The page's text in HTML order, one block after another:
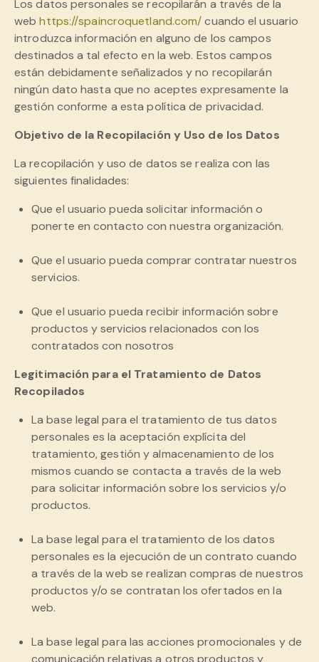
Los datos personales se recopilarán a través de la
webhttps://spaincroquetland.com/cuando el usuario
introduzca información en alguno de los campos
destinados a tal efecto en la web. Estos campos
están debidamente señalizados y no recopilarán
ningún dato hasta que no aceptes expresamente la
gestión conforme a esta política de privacidad.
Objetivo de la Recopilación y Uso de los Datos
La recopilación y uso de datos se realiza con las
siguientes finalidades:
Que el usuario pueda solicitar información o
ponerte en contacto con nuestra organización.
Que el usuario pueda comprar contratar nuestros
servicios.
Que el usuario pueda recibir información sobre
productos y servicios relacionados con los
contratados con nosotros
Legitimación para el Tratamiento de Datos
Recopilados
La base legal para el tratamiento de tus datos
personales es la aceptación explícita del
tratamiento, gestión y almacenamiento de los
mismos cuando se contacta a través de la web
para solicitar información sobre los servicios y/o
productos.
La base legal para el tratamiento de los datos
personales es la ejecución de un contrato cuando
a través de la web se realizan compras de nuestros
productos y/o se contratan los ofertados en la
web.
La base legal para las acciones promocionales y de
comunicación relativas a otros productos y